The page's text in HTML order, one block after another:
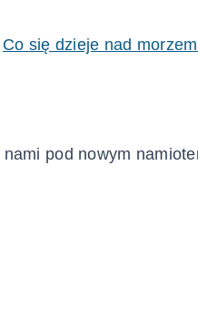
Co się dzieje nad
pod nowym